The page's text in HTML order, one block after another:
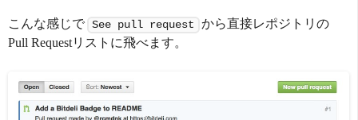
こんな感じで See pull request
から直接レポジトリの
Pull Requestリストに飛べます。